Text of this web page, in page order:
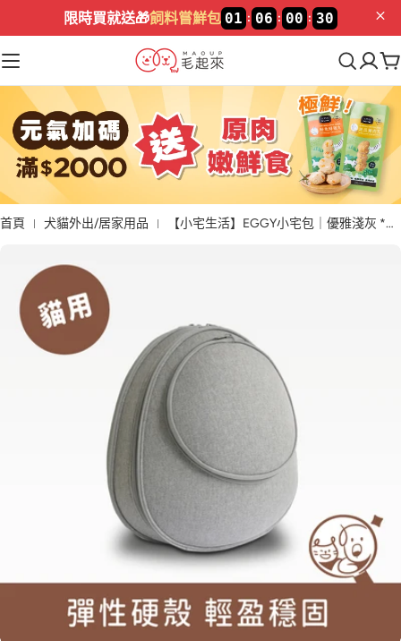
加入LINE🔥新好友領$100
購
物
車
首頁 犬貓外出/居家用品 【小宅生活】EGGY小宅包｜優雅淺灰 *僅供宅配*